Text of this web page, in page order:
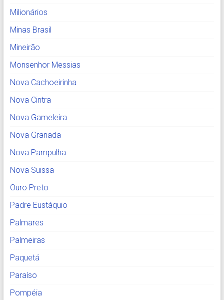
Milionários
Minas Brasil
Mineirão
Monsenhor Messias
Nova Cachoeirinha
Nova Cintra
Nova Gameleira
Nova Granada
Nova Pampulha
Nova Suissa
Ouro Preto
Padre Eustáquio
Palmares
Palmeiras
Paquetá
Paraíso
Pompéia